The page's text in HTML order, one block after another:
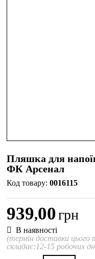
Пляшка для
ФК Арсенал
0016115
939,00грн
В наявності
(термін доставки цього
складає:12-15 робочих